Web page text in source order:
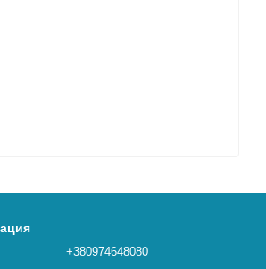
+380974648080